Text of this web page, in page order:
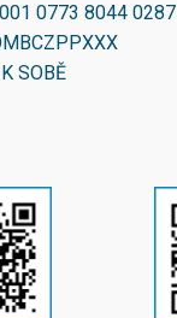
0773 8044 0287
SOBĚ